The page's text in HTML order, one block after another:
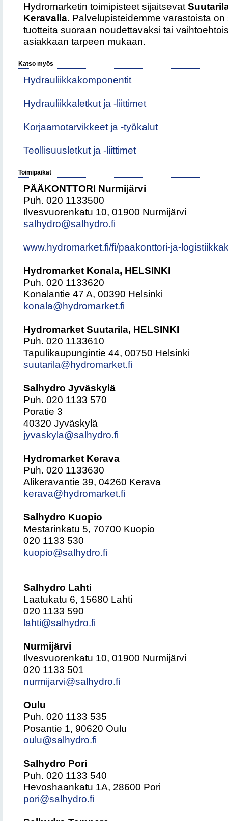
Hydromarketin toimipisteet sijaitsevat
Keravalla. Palvelupisteidemme varastoista
tuotteita suoraan noudettavaksi tai
asiakkaan tarpeen mukaan.
Katso myös
Hydrauliikkakomponentit
Hydrauliikkaletkut ja -liittimet
Korjaamotarvikkeet ja -työkalut
Teollisuusletkut ja -liittimet
Toimipaikat
PÄÄKONTTORI Nurmijärvi
Puh. 020 1133500
Ilvesvuorenkatu 10, 01900 Nurmijärvi
salhydro@salhydro.fi
www.hydromarket.fi/fi/paakonttori-ja-
Hydromarket Konala, HELSINKI
Puh. 020 1133620
Konalantie 47 A, 00390 Helsinki
konala@hydromarket.fi
Hydromarket Suutarila, HELSINKI
Puh. 020 1133610
Tapulikaupungintie 44, 00750 Helsinki
suutarila@hydromarket.fi
Salhydro Jyväskylä
Puh. 020 1133 570
Poratie 3
40320 Jyväskylä
jyvaskyla@salhydro.fi
Hydromarket Kerava
Puh. 020 1133630
Alikeravantie 39, 04260 Kerava
kerava@hydromarket.fi
Salhydro Kuopio
Mestarinkatu 5, 70700 Kuopio
020 1133 530
kuopio@salhydro.fi
Salhydro Lahti
Laatukatu 6, 15680 Lahti
020 1133 590
lahti@salhydro.fi
Nurmijärvi
Ilvesvuorenkatu 10, 01900 Nurmijärvi
020 1133 501
nurmijarvi@salhydro.fi
Oulu
Puh. 020 1133 535
Posantie 1, 90620 Oulu
oulu@salhydro.fi
Salhydro Pori
Puh. 020 1133 540
Hevoshaankatu 1A, 28600 Pori
pori@salhydro.fi